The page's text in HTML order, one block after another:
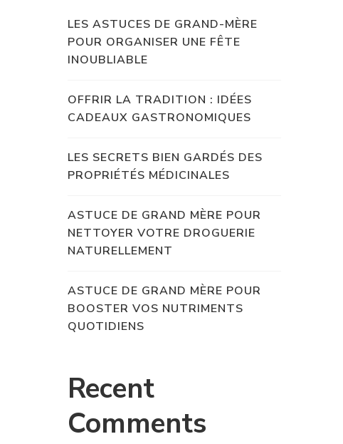
LES ASTUCES DE GRAND-MÈRE
POUR ORGANISER UNE FÊTE
INOUBLIABLE
OFFRIR LA TRADITION : IDÉES
CADEAUX GASTRONOMIQUES
LES SECRETS BIEN GARDÉS DES
PROPRIÉTÉS MÉDICINALES
ASTUCE DE GRAND MÈRE POUR
NETTOYER VOTRE DROGUERIE
NATURELLEMENT
ASTUCE DE GRAND MÈRE POUR
BOOSTER VOS NUTRIMENTS
QUOTIDIENS
Recent
Comments